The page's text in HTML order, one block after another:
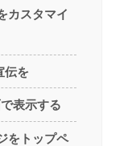
カスタマイ
伝を
表示する
をトップペ